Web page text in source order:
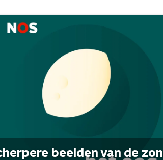
beelden van de zon